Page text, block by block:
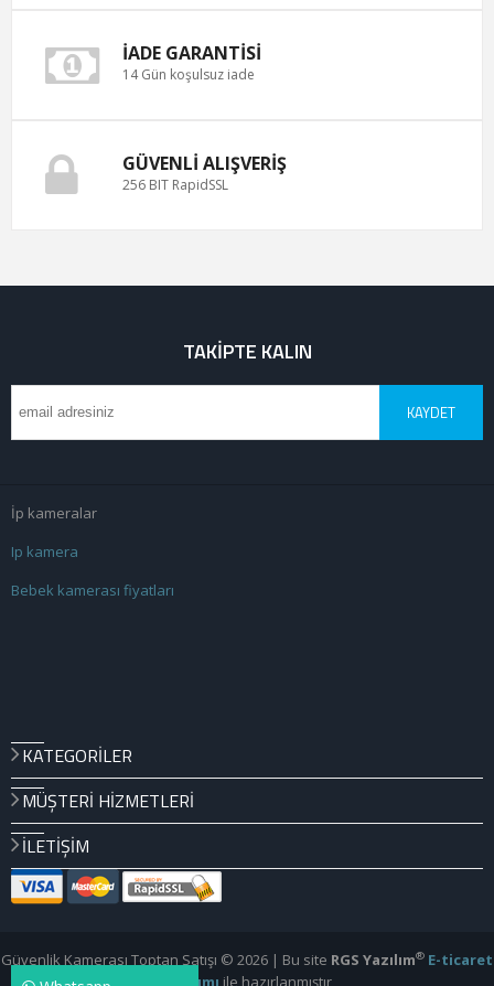
İADE GARANTISI
14 Gün koşulsuz iade
GÜVENLI ALIŞVERIŞ
256 BIT RapidSSL
TAKIPTE KALIN
KAYDET
İp kameralar
Ip kamera
Bebek kamerası fiyatları
KATEGORILER
MÜŞTERI HIZMETLERI
İLETIŞIM
Güvenlik Kamerası Toptan Satışı © 2026 | Bu site RGS Yazılım® E-ticaret
Yazılımı ile hazırlanmıştır